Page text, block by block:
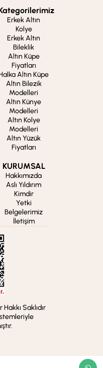
Erkek Altın
Kolye
Erkek Altın
Bileklik
Altın Küpe
Fiyatları
Altın Küpe
Altın Bilezik
Modelleri
Altın Künye
Modelleri
Altın Kolye
Modelleri
Altın Yüzük
Fiyatları
KURUMSAL
Hakkımızda
Aslı Yıldırım
Kimdir
Yetki
Belgelerimiz
İletişim
Saklıdır